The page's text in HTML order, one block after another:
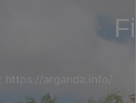
: https://arganda.info/